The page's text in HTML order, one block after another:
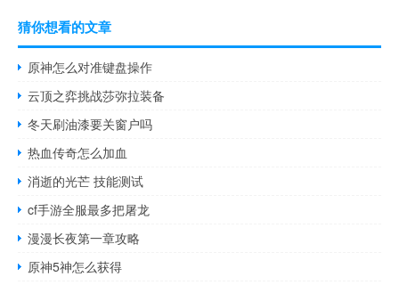
猜你想看的文章
原神怎么对准键盘操作
云顶之弈挑战莎弥拉装备
冬天刷油漆要关窗户吗
热血传奇怎么加血
消逝的光芒 技能测试
cf手游全服最多把屠龙
漫漫长夜第一章攻略
原神5神怎么获得